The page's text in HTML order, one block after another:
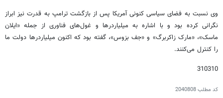
وی نسبت به فضای سیاسی کنونی آمریکا پس از بازگشت ترامپ به قدرت نیز ابراز
نگرانی کرده بود و با اشاره به میلیاردرها و غول‌های فناوری از جمله «ایلان
ماسک»، «مارک زاکربرگ» و «جف بزوس»، گفته بود که اکنون میلیاردرها دولت ما
را کنترل می‌کنند.
310310
کد مطلب2040808